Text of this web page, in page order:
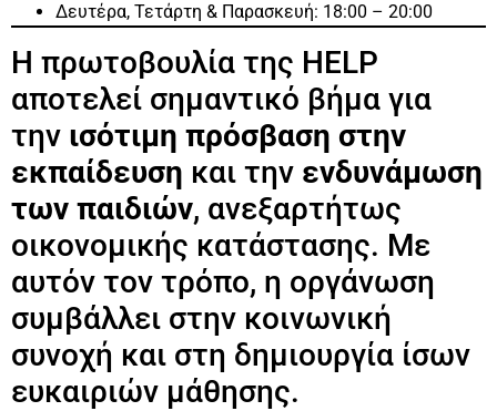
Δευτέρα, Τετάρτη & Παρασκευή: 18:00 – 20:00
Η πρωτοβουλία της HELP
αποτελεί σημαντικό βήμα για
την ισότιμη πρόσβαση στην
εκπαίδευση και την ενδυνάμωση
των παιδιών, ανεξαρτήτως
οικονομικής κατάστασης. Με
αυτόν τον τρόπο, η οργάνωση
συμβάλλει στην κοινωνική
συνοχή και στη δημιουργία ίσων
ευκαιριών μάθησης.